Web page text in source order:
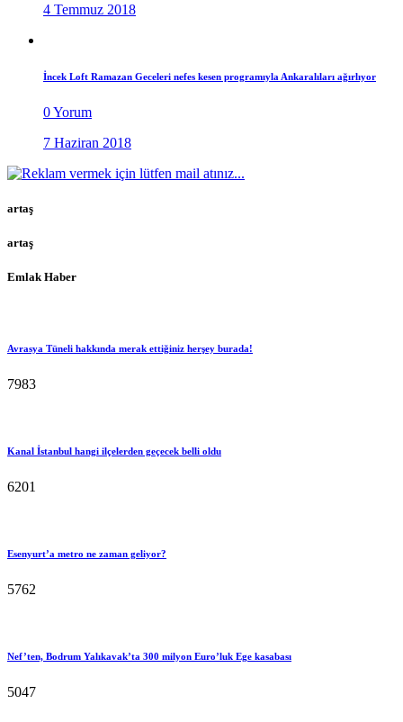
4 Temmuz 2018
İncek Loft Ramazan Geceleri nefes kesen programıyla Ankaralıları ağırlıyor
0 Yorum
7 Haziran 2018
artaş
artaş
Emlak Haber
Avrasya Tüneli hakkında merak ettiğiniz herşey burada!
7983
Kanal İstanbul hangi ilçelerden geçecek belli oldu
6201
Esenyurt’a metro ne zaman geliyor?
5762
Nef’ten, Bodrum Yalıkavak’ta 300 milyon Euro’luk Ege kasabası
5047